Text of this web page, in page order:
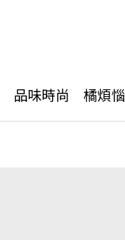
品味時尚 橘煩惱